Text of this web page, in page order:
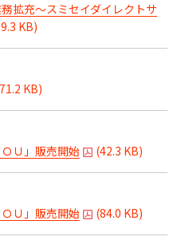
拡充～スミセイダイレクトサ
KB)
71.2 KB)
Ｕ」販売開始 (42.3 KB)
Ｕ」販売開始 (84.0 KB)